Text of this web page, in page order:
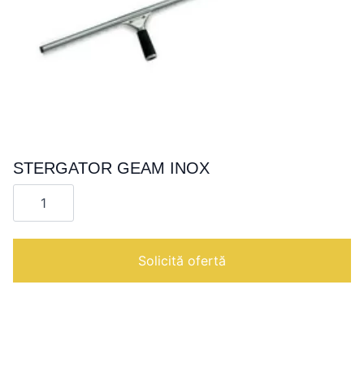
STERGATOR GEAM INOX
Cantitate
STERGATOR
GEAM
Solicită ofertă